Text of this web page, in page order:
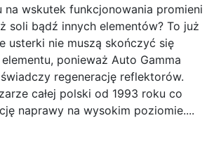
wskutek funkcjonowania promieni
soli bądź innych elementów? To już
usterki nie muszą skończyć się
ponieważ Auto Gamma
regenerację reflektorów.
całej polski od 1993 roku co
naprawy na wysokim poziomie....